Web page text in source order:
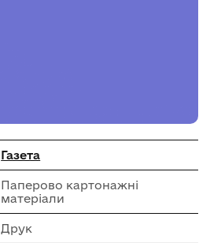
Газета
Паперово картонажні
матеріали
Друк